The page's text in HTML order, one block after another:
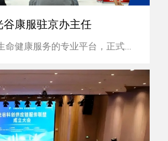
康服驻京办主任
光谷康服，这家致力于生命健康服务的专业平台，正式聘请盛燕秘书长出任驻京办主任。...